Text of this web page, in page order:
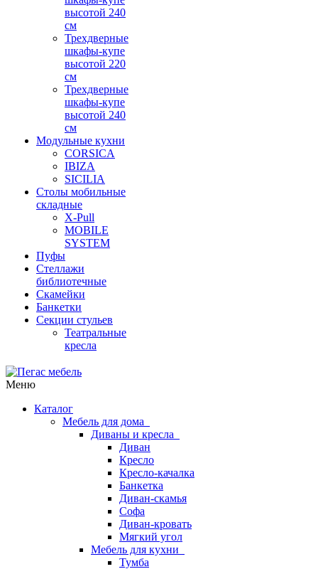
высотой 240
см
Трехдверные
шкафы-купе
высотой 220
см
Трехдверные
шкафы-купе
высотой 240
см
Модульные кухни
CORSICA
IBIZA
SICILIA
Столы мобильные
складные
X-Pull
MOBILE
SYSTEM
Пуфы
Стеллажи
библиотечные
Скамейки
Банкетки
Секции стульев
Театральные
кресла
Меню
Каталог
Мебель для дома
Диваны и кресла
Диван
Кресло
Кресло-качалка
Банкетка
Диван-скамья
Софа
Диван-кровать
Мягкий угол
Мебель для кухни
Тумба